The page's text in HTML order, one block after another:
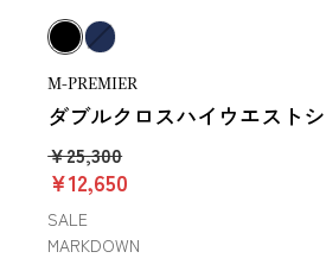
M-PREMIER
ダブルクロスハイウエスト
￥25,300
￥12,650
SALE
MARKDOWN